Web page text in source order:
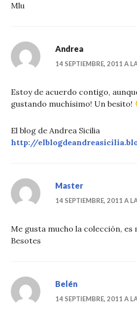
Mlu
Andrea
14 SEPTIEMBRE, 2011 A
Estoy de acuerdo contigo,
gustando muchísimo! Un besito!
El blog de Andrea Sicilia
http://
Master
14 SEPTIEMBRE, 2011 A
Me gusta mucho la colección, es
Besotes
Belén
14 SEPTIEMBRE, 2011 A